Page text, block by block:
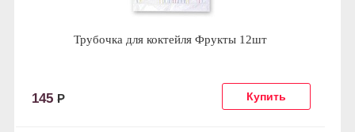
Трубочка для коктейля Фрукты 12шт
145 Р